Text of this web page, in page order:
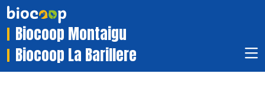
Biocoop Montaigu
Biocoop La Barillere